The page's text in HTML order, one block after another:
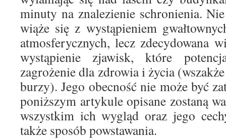
minuty na znalezienie schronienia.
wiąże się z wystąpieniem
atmosferycznych, lecz zdecydowana
wystąpienie zjawisk, które
zagrożenie dla zdrowia i życia
burzy). Jego obecność nie może być
poniższym artykule opisane zostaną
wszystkim ich wygląd oraz jego
także sposób powstawania.